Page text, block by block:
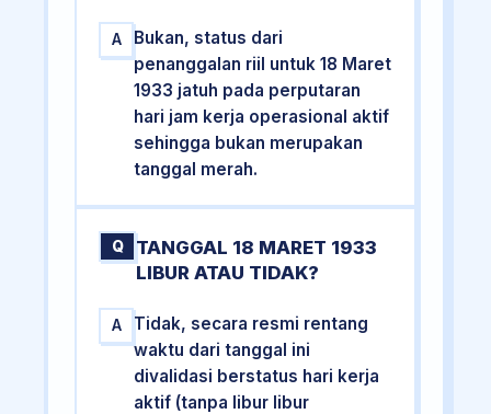
A
Bukan, status dari
penanggalan riil untuk 18 Maret
1933 jatuh pada perputaran
hari jam kerja operasional aktif
sehingga bukan merupakan
tanggal merah.
Q
TANGGAL 18 MARET 1933
LIBUR ATAU TIDAK?
A
Tidak, secara resmi rentang
waktu dari tanggal ini
divalidasi berstatus hari kerja
aktif (tanpa libur libur